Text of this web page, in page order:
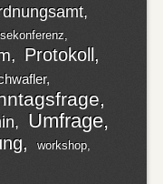
Protokoll
Umfrage
workshop